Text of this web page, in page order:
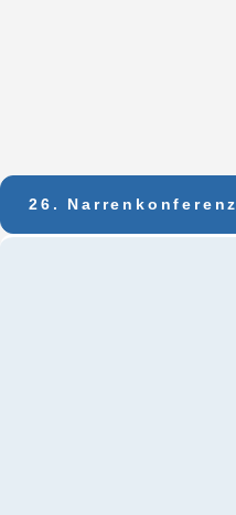
26. Narrenkonferenz